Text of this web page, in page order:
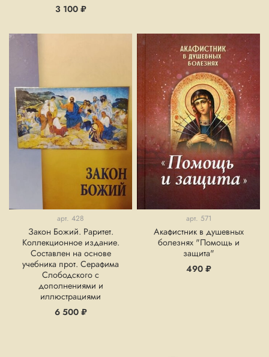
3 100 ₽
арт. 428
Закон Божий. Раритет.
Коллекционное издание.
Составлен на основе
учебника прот. Серафима
Слободского с
дополнениями и
иллюстрациями
6 500 ₽
арт. 571
Акафистник в душевных
болезнях "Помощь и
защита"
490 ₽